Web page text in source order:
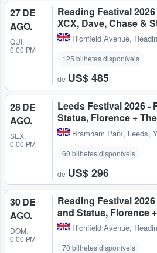
27 DE
AGO.
QUI.
0:00 PM
Reading Festival
XCX, Dave, Chase &
Richfield Avenue,
125 bilhetes disponíveis
de US$ 485
28 DE
AGO.
SEX.
0:00 PM
Leeds Festival 2026 -
Status, Florence +
Bramham Park, Leeds,
60 bilhetes disponíveis
de US$ 296
30 DE
AGO.
DOM.
0:00 PM
Reading Festival
and Status, Florence
Richfield Avenue,
70 bilhetes disponíveis